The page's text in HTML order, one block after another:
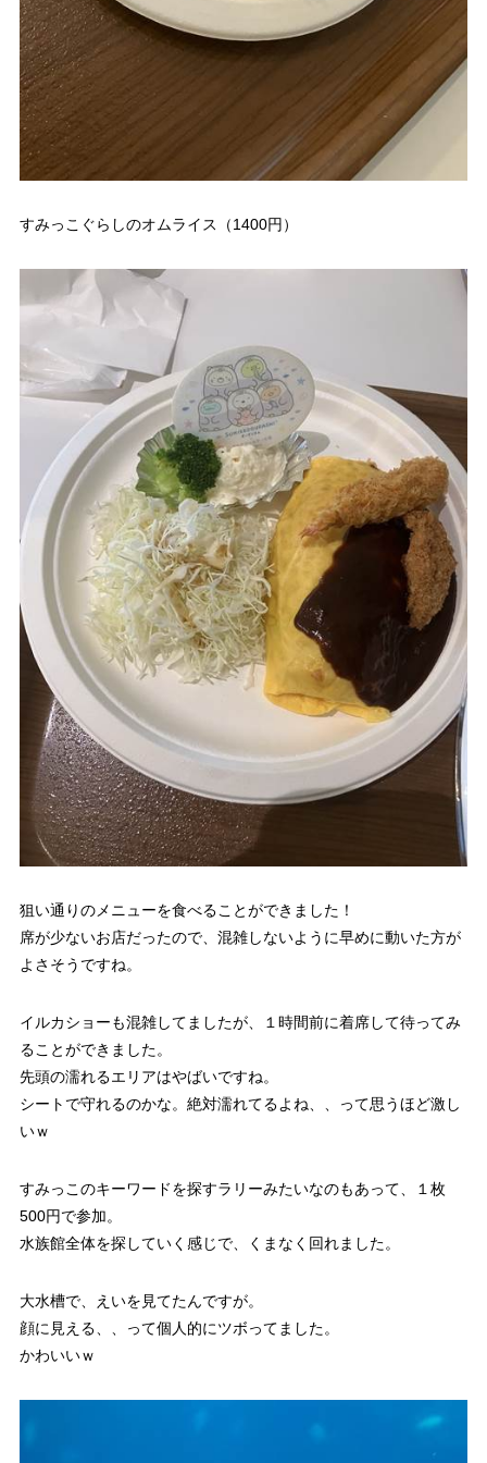
すみっこぐらしのオムライス（1400円）
狙い通りのメニューを食べることができました！
席が少ないお店だったので、混雑しないように早めに動いた方が
よさそうですね。
イルカショーも混雑してましたが、１時間前に着席して待ってみ
ることができました。
先頭の濡れるエリアはやばいですね。
シートで守れるのかな。絶対濡れてるよね、、って思うほど激し
いｗ
すみっこのキーワードを探すラリーみたいなのもあって、１枚
500円で参加。
水族館全体を探していく感じで、くまなく回れました。
大水槽で、えいを見てたんですが。
顔に見える、、って個人的にツボってました。
かわいいｗ